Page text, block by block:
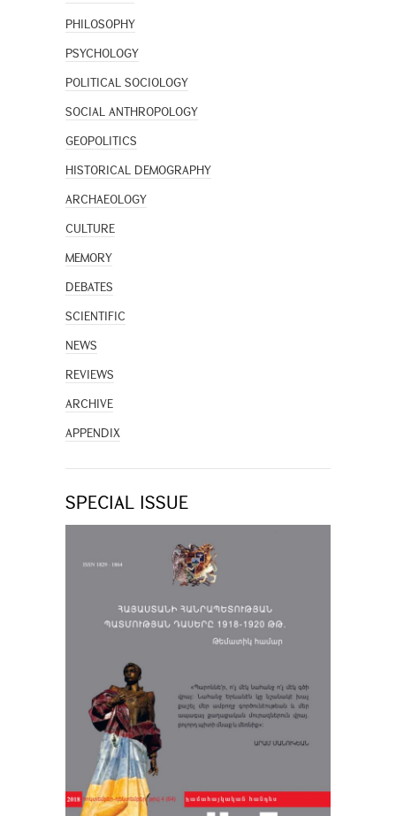
PHILOSOPHY
PSYCHOLOGY
POLITICAL SOCIOLOGY
SOCIAL ANTHROPOLOGY
GEOPOLITICS
HISTORICAL DEMOGRAPHY
ARCHAEOLOGY
CULTURE
MEMORY
DEBATES
SCIENTIFIC
NEWS
REVIEWS
ARCHIVE
APPENDIX
SPECIAL ISSUE